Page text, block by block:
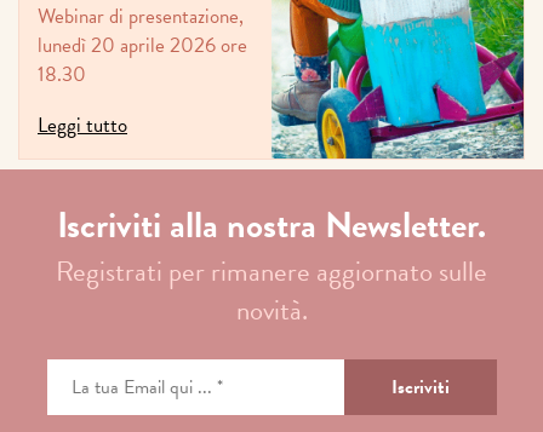
Webinar di presentazione,
lunedì 20 aprile 2026 ore
18.30
Leggi tutto
Iscriviti alla nostra Newsletter.
Registrati per rimanere aggiornato sulle
novità.